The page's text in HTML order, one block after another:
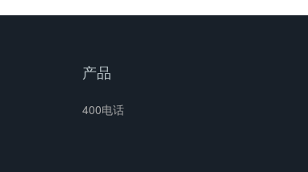
产品
400电话